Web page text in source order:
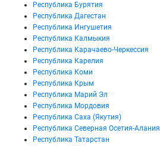
Республика Бурятия
Республика Дагестан
Республика Ингушетия
Республика Калмыкия
Республика Карачаево-Черкессия
Республика Карелия
Республика Коми
Республика Крым
Республика Марий Эл
Республика Мордовия
Республика Саха (Якутия)
Республика Северная Осетия-Алания
Республика Татарстан